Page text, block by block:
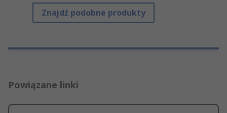
Znajdź podobne produkty
Powiązane linki